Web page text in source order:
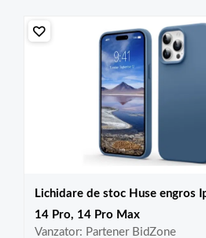
Lichidare de stoc Huse engros
14 Pro, 14 Pro Max
Vanzator: Partener BidZone